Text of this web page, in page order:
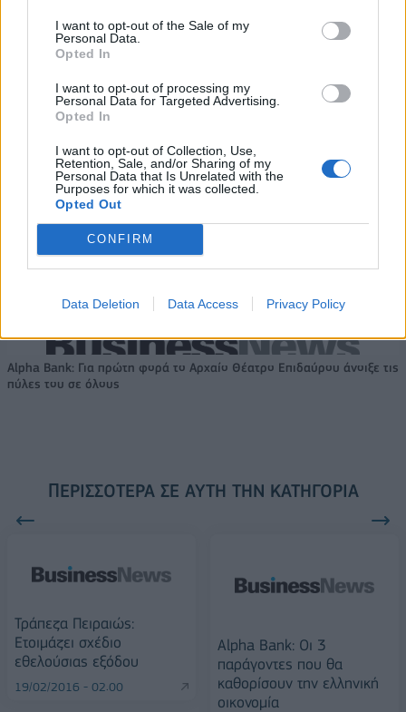
I want to opt-out of the Sale of my
Personal Data.
Opted In
I want to opt-out of processing my
Personal Data for Targeted Advertising.
Opted In
I want to opt-out of Collection, Use,
Retention, Sale, and/or Sharing of my
Personal Data that Is Unrelated with the
Purposes for which it was collected.
Opted Out
CONFIRM
Data Deletion Data Access Privacy Policy
δισ. σε μικρομεσαίες
χρονοβόρες διαδικασίες
Η Chery επενδύει 75 εκατ. δολάρια στην KG Mobility
Το FIAT 500 Hybrid τώρα από
18.990 ευρώ
Ατρόμητος και Novibet
συνεχίζουν μαζί: Ανανέωση της
συνεργασίας τους μέχρι το
FTSE4Good
Alpha Bank: Για πρώτη φορά το Αρχαίο Θέατρο Επιδαύρου άνοιξε τις
πύλες του σε όλους
ΠΕΡΙΣΣΌΤΕΡΑ ΣΕ ΑΥΤΉ ΤΗΝ ΚΑΤΗΓΟΡΊΑ
Τράπεζα Πειραιώς:
Ετοιμάζει σχέδιο
εθελούσιας εξόδου
19/02/2016 - 02:00
Alpha Bank: Οι 3
παράγοντες που θα
καθορίσουν την ελληνική
οικονομία